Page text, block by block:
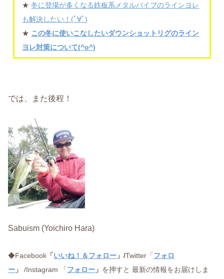
★冬に登場が多くなる鉄板系メタルバイブのラインヨレ
も解決したい！(ﾟ∀ﾟ)
★ この冬に使いこなしたいダウンショットリグのライン
ヨレ対策について(^o^)
では、また後程！
Sabuism (Yoichiro Hara)
◆Facebook 「 いいね！＆フォロー 」/Twitter「 フォロ
ー 」/Instagram 「 フォロー 」 を押すと 最新の情報をお届けしま